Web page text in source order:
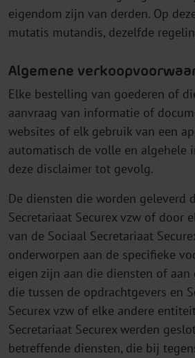
eigendom zijn van derden. Op
mutatis mutandis, dezelfde
Algemene
Elke bestelling van goederen of
aanvraag van informatie of
websites of elk gebruik van een
automatisch de volle en algehele
deze disclaimer tot gevolg.
De diensten die worden geleverd
Secretariaat Securex vzw of door
van de Sociaal Secretariaat
onderworpen aan de specifieke
eigen zijn aan die diensten of aan
die tussen de opdrachtgevers en
Securex vzw of elke andere
Secretariaat Securex werden
betreffende diensten, die bij